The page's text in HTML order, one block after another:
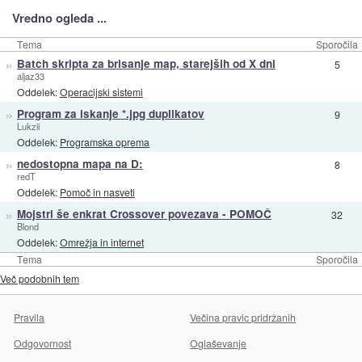
Vredno ogleda ...
Tema Sporočila
Tema Sporočila
» Batch skripta za brisanje map, starejših od X dni
aljaz33
Oddelek:Operacijski sistemi
5
» Program za iskanje *.jpg duplikatov
Lukzii
Oddelek: Programska oprema
9
» nedostopna mapa na D:
redT
Oddelek: Pomoč in nasveti
8
» Mojstri še enkrat Crossover povezava - POMOČ
Blond
Oddelek:Omrežja in internet
32
Več podobnih tem
Pravila
Večina pravic pridržanih
Odgovornost
Oglaševanje